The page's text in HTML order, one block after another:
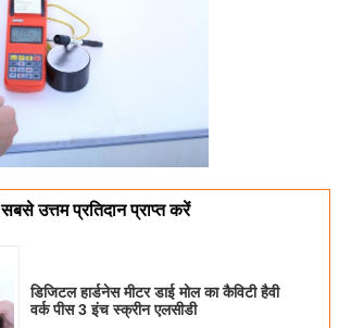
सबसे उत्तम प्रतिदान प्राप्त करें
डिजिटल हार्डनेस मीटर डाई मोल का कैविटी हैवी
वर्क पीस 3 इंच स्क्रीन एलसीडी